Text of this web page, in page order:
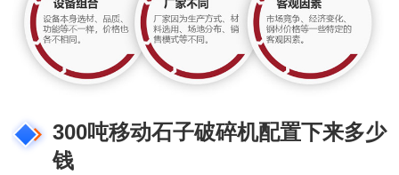
300吨移动石子破碎机配置下来多少
钱